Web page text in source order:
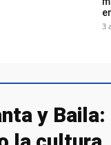
3
y